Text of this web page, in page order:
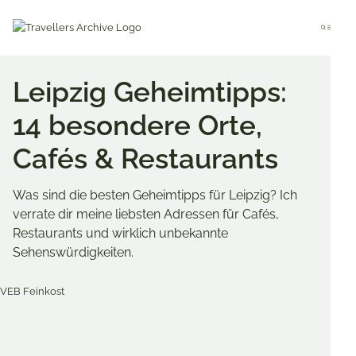
Menu
Leipzig Geheimtipps:
14 besondere Orte,
Cafés & Restaurants
Was sind die besten Geheimtipps für Leipzig? Ich
verrate dir meine liebsten Adressen für Cafés,
Restaurants und wirklich unbekannte
Sehenswürdigkeiten.